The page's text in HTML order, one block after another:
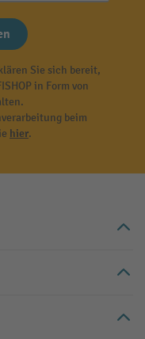
Sie sich bereit,
in Form von
beim
hier.